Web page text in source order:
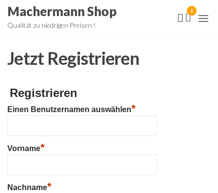
ZumMachermann Shop
Qualität zu niedrigen Preisen !
0
Jetzt Registrieren
Registrieren
Einen Benutzernamen auswählen*
Vorname*
Nachname*